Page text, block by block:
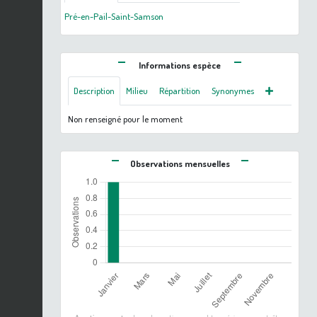
Pré-en-Pail-Saint-Samson
Informations espèce
Description Milieu Répartition Synonymes
Non renseigné pour le moment
Observations mensuelles